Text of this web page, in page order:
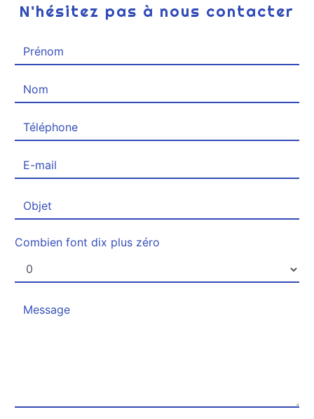
N'hésitez pas à nous contacter
Combien font dix plus zéro